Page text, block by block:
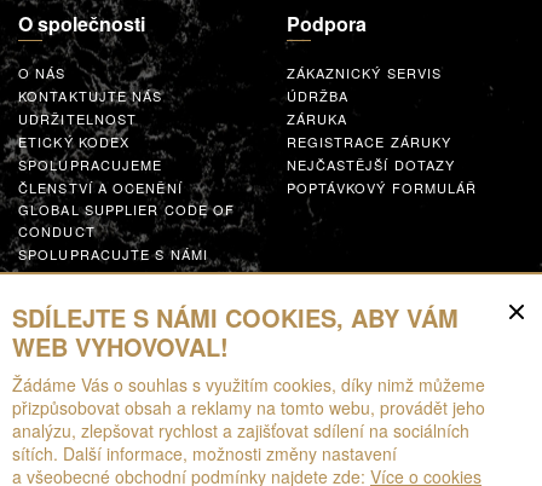
O společnosti
O NÁS
KONTAKTUJTE NÁS
UDRŽITELNOST
ETICKÝ KODEX
SPOLUPRACUJEME
ČLENSTVÍ A OCENĚNÍ
GLOBAL SUPPLIER CODE OF
CONDUCT
SPOLUPRACUJTE S NÁMI
Podpora
ZÁKAZNICKÝ SERVIS
ÚDRŽBA
ZÁRUKA
REGISTRACE ZÁRUKY
NEJČASTĚJŠÍ DOTAZY
POPTÁVKOVÝ FORMULÁŘ
Zdroje
KE STAŽENÍ
BROŽURY
EPD
ROZŠÍŘENÁ REALITA
SDÍLEJTE S NÁMI COOKIES, ABY VÁM
WEB VYHOVOVAL!
Žádáme Vás o souhlas s využitím cookies, díky nimž můžeme
přizpůsobovat obsah a reklamy na tomto webu, provádět jeho
analýzu, zlepšovat rychlost a zajišťovat sdílení na sociálních
sítích. Další informace, možnosti změny nastavení
a všeobecné obchodní podmínky najdete zde: Více o cookies